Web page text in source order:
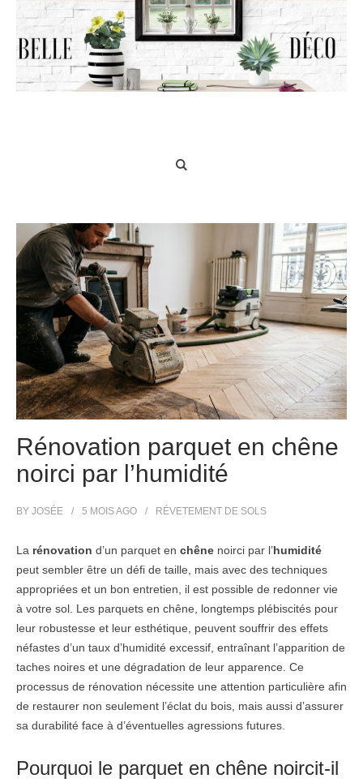
Rénovation parquet en chêne
noirci par l’humidité
BY JOSÉE 5 MOISAGO RÉVETEMENT DE SOLS
La rénovation d’un parquet en chêne noirci par l’humidité
peut sembler être un défi de taille, mais avec des techniques
appropriées et un bon entretien, il est possible de redonner vie
à votre sol. Les parquets en chêne, longtemps plébiscités pour
leur robustesse et leur esthétique, peuvent souffrir des effets
néfastes d’un taux d’humidité excessif, entraînant l’apparition de
taches noires et une dégradation de leur apparence. Ce
processus de rénovation nécessite une attention particulière afin
de restaurer non seulement l’éclat du bois, mais aussi d’assurer
sa durabilité face à d’éventuelles agressions futures.
Pourquoi le parquet en chêne noircit-il